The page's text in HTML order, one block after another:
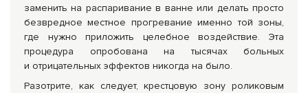
заменить на распаривание в ванне или делать просто
безвредное местное прогревание именно той зоны,
где нужно приложить целебное воздействие. Эта
процедура опробована на тысячах больных
и отрицательных эффектов никогда на было.
Разотрите, как следует, крестцовую зону роликовым